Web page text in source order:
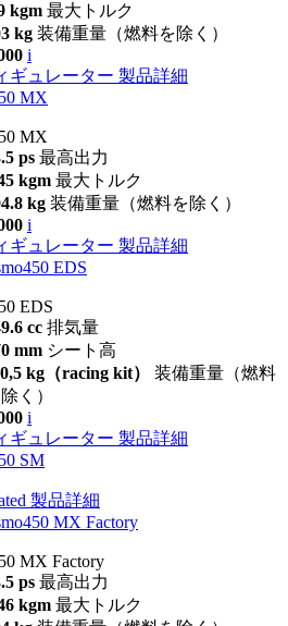
kgm 最大トルク
kg 装備重量（燃料を除く）
i
ギュレーター 製品詳細
MX
MX
ps 最高出力
kgm 最大トルク
kg 装備重量（燃料を除く）
i
ギュレーター 製品詳細
EDS
EDS
cc 排気量
mm シート高
kg（racing kit） 装備重量（燃料
く）
i
ギュレーター 製品詳細
SM
製品詳細
MX Factory
MX Factory
ps 最高出力
kgm 最大トルク